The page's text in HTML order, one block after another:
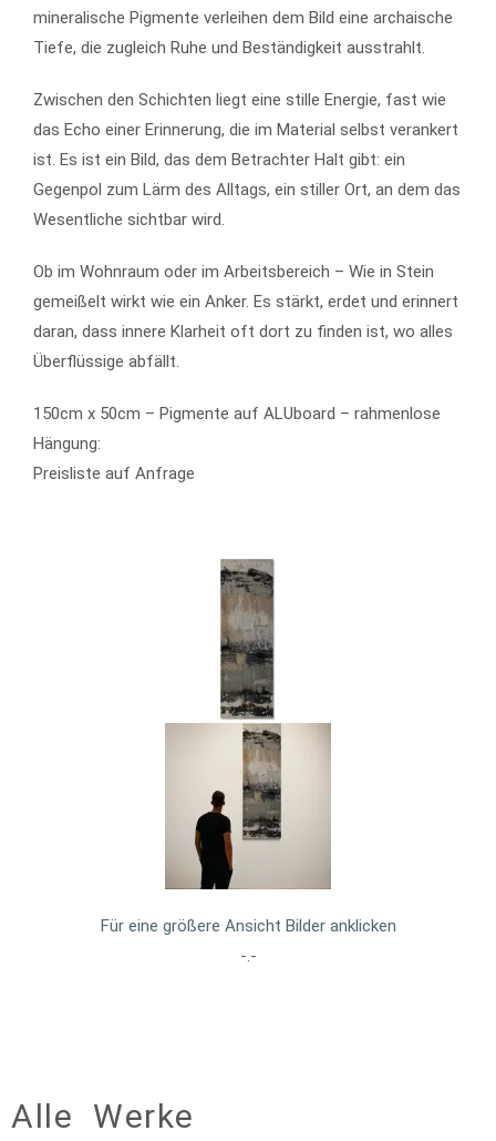
mineralische Pigmente verleihen dem Bild eine archaische
Tiefe, die zugleich Ruhe und Beständigkeit ausstrahlt.
Zwischen den Schichten liegt eine stille Energie, fast wie
das Echo einer Erinnerung, die im Material selbst verankert
ist. Es ist ein Bild, das dem Betrachter Halt gibt: ein
Gegenpol zum Lärm des Alltags, ein stiller Ort, an dem das
Wesentliche sichtbar wird.
Ob im Wohnraum oder im Arbeitsbereich – Wie in Stein
gemeißelt wirkt wie ein Anker. Es stärkt, erdet und erinnert
daran, dass innere Klarheit oft dort zu finden ist, wo alles
Überflüssige abfällt.
150cm x 50cm – Pigmente auf ALUboard – rahmenlose
Hängung:
Preisliste auf Anfrage
Für eine größere Ansicht Bilder anklicken
-.-
Alle Werke